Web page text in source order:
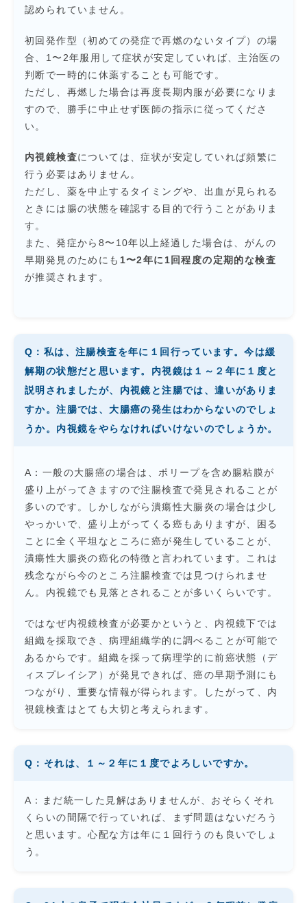
認められていません。
初回発作型（初めての発症で再燃のないタイプ）の場
合、1〜2年服用して症状が安定していれば、主治医の
判断で一時的に休薬することも可能です。
ただし、再燃した場合は再度長期内服が必要になりま
すので、勝手に中止せず医師の指示に従ってくださ
い。
内視鏡検査については、症状が安定していれば頻繁に
行う必要はありません。
ただし、薬を中止するタイミングや、出血が見られる
ときには腸の状態を確認する目的で行うことがありま
す。
また、発症から8〜10年以上経過した場合は、がんの
早期発見のためにも 1〜2年に1回程度の定期的な検査
が推奨されます。
Q：私は、注腸検査を年に１回行っています。今は緩
解期の状態だと思います。内視鏡は１～２年に１度と
説明されましたが、内視鏡と注腸では、違いがありま
すか。注腸では、大腸癌の発生はわからないのでしょ
うか。内視鏡をやらなければいけないのでしょうか。
A：一般の大腸癌の場合は、ポリープを含め腸粘膜が
盛り上がってきますので注腸検査で発見されることが
多いのです。しかしながら潰瘍性大腸炎の場合は少し
やっかいで、盛り上がってくる癌もありますが、困る
ことに全く平坦なところに癌が発生していることが、
潰瘍性大腸炎の癌化の特徴と言われています。これは
残念ながら今のところ注腸検査では見つけられませ
ん。内視鏡でも見落とされることが多いくらいです。
ではなぜ内視鏡検査が必要かというと、内視鏡下では
組織を採取でき、病理組織学的に調べることが可能で
あるからです。組織を採って病理学的に前癌状態（デ
ィスプレイシア）が発見できれば、癌の早期予測にも
つながり、重要な情報が得られます。したがって、内
視鏡検査はとても大切と考えられます。
Q：それは、１～２年に１度でよろしいですか。
A：まだ統一した見解はありませんが、おそらくそれ
くらいの間隔で行っていれば、まず問題はないだろう
と思います。心配な方は年に１回行うのも良いでしょ
う。